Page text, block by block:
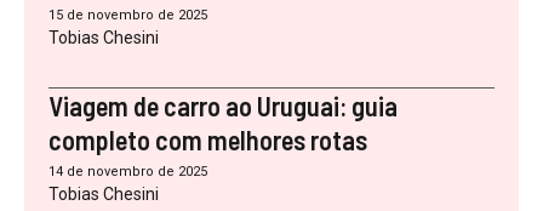
15 de novembro de 2025
Tobias Chesini
Viagem de carro ao Uruguai: guia
completo com melhores rotas
14 de novembro de 2025
Tobias Chesini